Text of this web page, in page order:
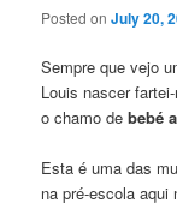
Posted onJuly 20,
Sempre que vejo
Louis nascer
o chamo debebé
Esta é uma das
na pré-escola